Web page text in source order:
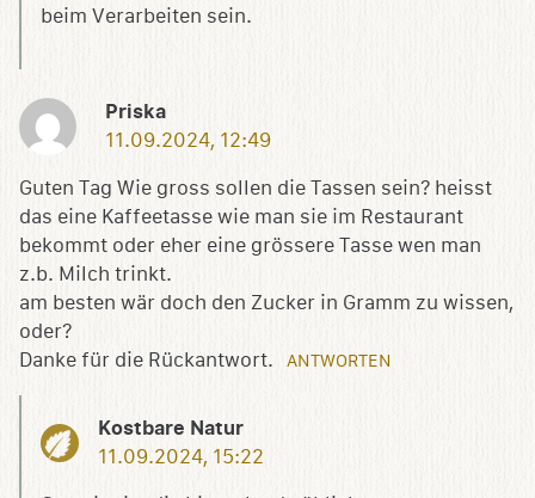
beim Verarbeiten sein.
Priska
11.09.2024, 12:49
Guten Tag Wie gross sollen die Tassen sein? heisst
das eine Kaffeetasse wie man sie im Restaurant
bekommt oder eher eine grössere Tasse wen man
z.b. Milch trinkt.
am besten wär doch den Zucker in Gramm zu wissen,
oder?
Danke für die Rückantwort.
ANTWORTEN
Kostbare Natur
11.09.2024, 15:22